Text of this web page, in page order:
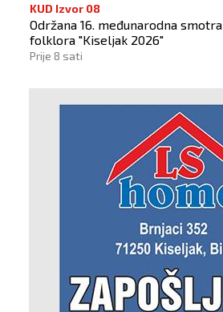
KUD Izvor 08
Održana 16. međunarodna smotra
folklora "Kiseljak 2026"
Prije 8 sati